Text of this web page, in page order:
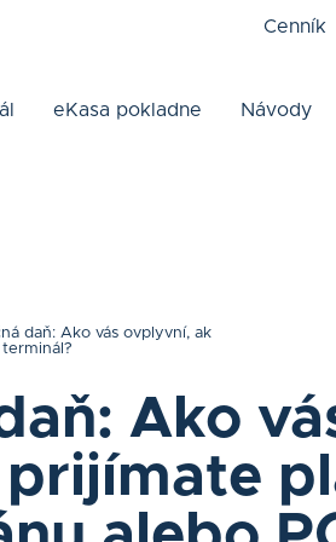
Cenník
Návody
eKasa pokladne
daň: Ako vás ovplyvní, ak
Ako